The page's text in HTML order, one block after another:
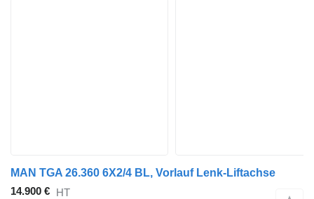
MAN TGA 26.360 6X2/4 BL, Vorlauf Lenk-Liftachse
14.900 € HT